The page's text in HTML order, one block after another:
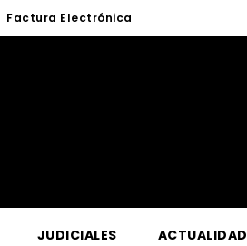
Factura Electrónica
JUDICIALES ACTUALIDAD